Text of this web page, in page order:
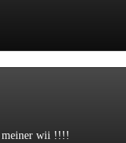
wii !!!!